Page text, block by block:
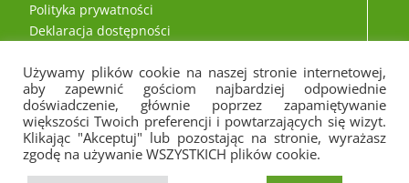
Polityka prywatności
Deklaracja dostępności
Używamy plików cookie na naszej stronie internetowej,
aby zapewnić gościom najbardziej odpowiednie
doświadczenie, głównie poprzez zapamiętywanie
większości Twoich preferencji i powtarzających się wizyt.
Klikając "Akceptuj" lub pozostając na stronie, wyrażasz
zgodę na używanie WSZYSTKICH plików cookie.